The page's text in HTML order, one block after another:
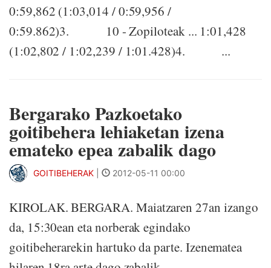
0:59,862 (1:03,014 / 0:59,956 /
0:59.862)3. 10 - Zopiloteak ... 1:01,428
(1:02,802 / 1:02,239 / 1:01.428)4. ...
Bergarako Pazkoetako
goitibehera lehiaketan izena
emateko epea zabalik dago
GOITIBEHERAK 2012-05-11 00:00
KIROLAK. BERGARA. Maiatzaren 27an izango
da, 15:30ean eta norberak egindako
goitibeherarekin hartuko da parte. Izenematea